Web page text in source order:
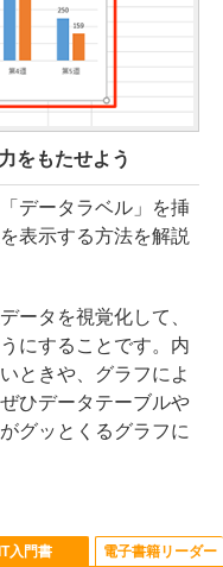
をもたせよう
データラベル」を挿
表示する方法を解説
ータを視覚化して、
にすることです。内
ときや、グラフによ
ひデータテーブルや
グッとくるグラフに
IT入門書 電子書籍リーダー